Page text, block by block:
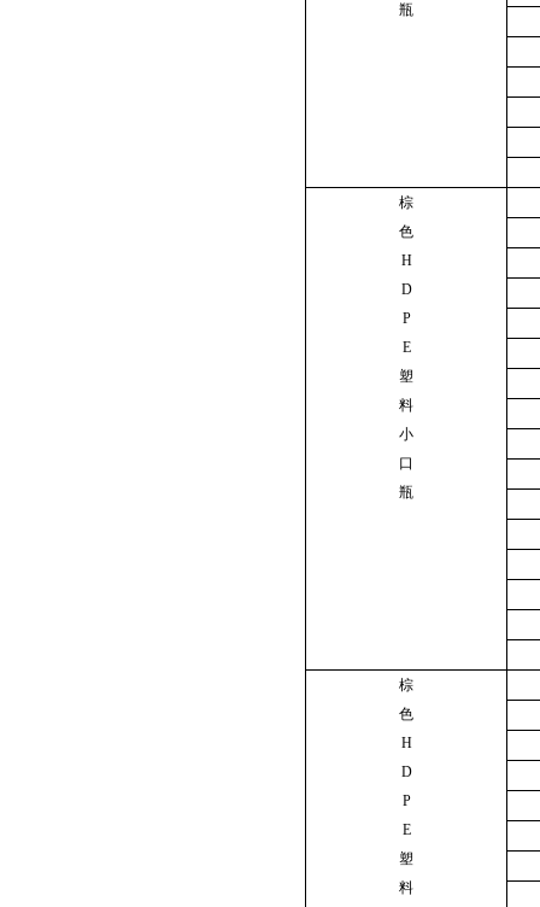
瓶
棕
色
H
D
P
E
塑
料
小
口
瓶
棕
色
H
D
P
E
塑
料